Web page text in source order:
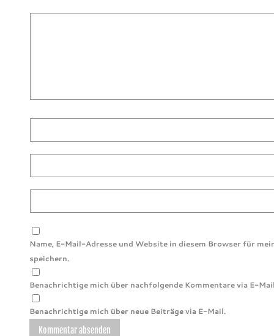
Name, E-Mail-Adresse und Website in diesem Browser für
speichern.
Benachrichtige mich über nachfolgende Kommentare via E-
Benachrichtige mich über neue Beiträge via E-Mail.